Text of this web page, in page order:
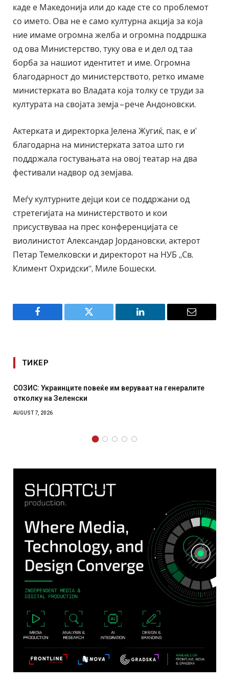
каде е Македонија или до каде сте со проблемот
со името. Ова не е само културна акција за која
ние имаме огромна желба и огромна поддршка
од ова Министерство, туку ова е и дел од таа
борба за нашиот идентитет и име. Огромна
благодарност до министерството, ретко имаме
министерката во Владата која толку се труди за
културата на својата земја – рече Андоновски.
Актерката и директорка Јелена Жугиќ, пак, е и’
благодарна на министерката затоа што ги
поддржала гостувањата на овој театар на два
фестивали надвор од земјава.
Меѓу културните дејци кои се поддржани од
стретегијата на министерството и кои
присуствуваа на прес конференцијата се
виолинистот Александар Јордановски, актерот
Петар Темелковски и директорот на НУБ „Св.
Климент Охридски“, Миле Бошески.
Facebook Twitter LinkedIn Email
ТИКЕР
СОЗИС: Украинците повеќе им веруваат на генералите
отколку на Зеленски
AUGUST 7, 2026